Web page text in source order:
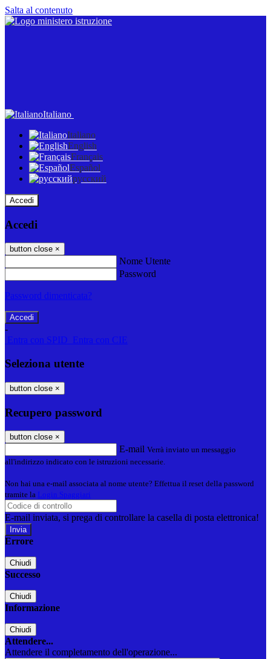
Salta al contenuto
Italiano
Italiano
English
Français
Español
русский
Accedi
Accedi
button close ×
Nome Utente
Password
Password dimenticata?
-
Entra con SPID
Entra con CIE
Seleziona utente
button close ×
Recupero password
button close ×
E-mail Verrà inviato un messaggio
all'indirizzo indicato con le istruzioni necessarie.
Non hai una e-mail associata al nome utente? Effettua il reset della password
tramite la Login Spaggiari
E-mail inviata, si prega di controllare la casella di posta elettronica!
Errore
Chiudi
Successo
Chiudi
Informazione
Chiudi
Attendere...
Attendere il completamento dell'operazione...